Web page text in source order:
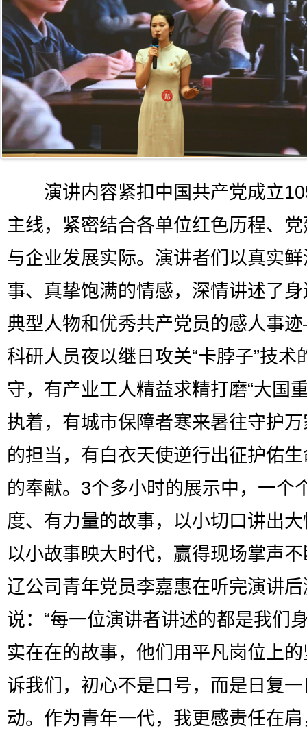
演讲内容紧扣中国共产党成立
主线，紧密结合各单位红色历程、
与企业发展实际。演讲者们以真实
事、真挚饱满的情感，深情讲述了
典型人物和优秀共产党员的感人事
科研人员夜以继日攻关“卡脖子”技术
守，有产业工人精益求精打磨“大国
执着，有城市保障者寒来暑往守护
的担当，有白衣天使逆行出征护佑
的奉献。3个多小时的展示中，一个
度、有力量的故事，以小切口讲出
以小故事映大时代，赢得现场掌声
辽公司青年党员李嘉惠在听完演讲
说：“每一位演讲者讲述的都是我们
实在在的故事，他们用平凡岗位上
诉我们，初心不是口号，而是日复
动。作为青年一代，我更感责任在